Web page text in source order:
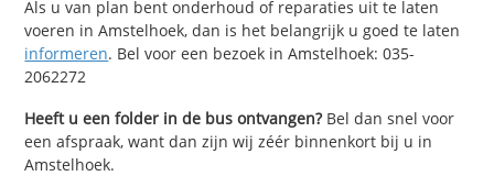
Als u van plan bent onderhoud of reparaties uit te laten
voeren in Amstelhoek, dan is het belangrijk u goed te laten
informeren. Bel voor een bezoek in Amstelhoek: 035-
2062272
Heeft u een folder in de bus ontvangen?Bel dan snel voor
een afspraak, want dan zijn wij zéér binnenkort bij u in
Amstelhoek.